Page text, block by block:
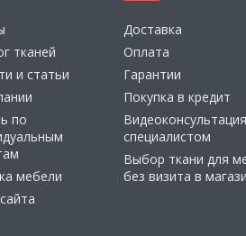
тканей
и статьи
по
мебели
Доставка
Оплата
Гарантии
Покупка в кредит
специалистом
Выбор ткани для
без визита в